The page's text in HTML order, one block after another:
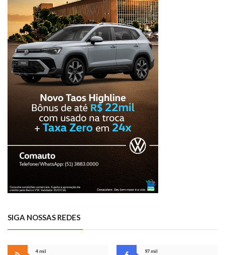
SIGA NOSSAS REDES
4 mil
97 mil